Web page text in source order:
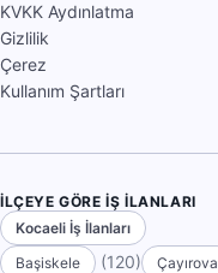
KVKK Aydınlatma
Gizlilik
Çerez
Kullanım Şartları
İLÇEYE GÖRE İŞ İLANLARI
Kocaeli İş İlanları
Başiskele
(120) Çayırova